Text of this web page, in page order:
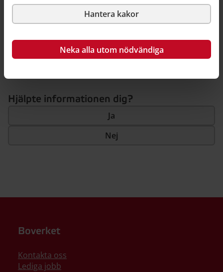
Hantera kakor
Neka alla utom nödvändiga
Senast ändrad 23 november 2022 • Publicerad 7 maj 2020
Hjälpte informationen dig?
Ja
Nej
Boverket
Kontakta oss
Lediga jobb